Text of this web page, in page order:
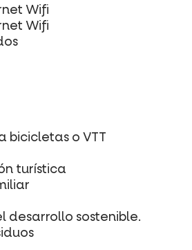
Wifi
Wifi
bicicletas o VTT
turística
desarrollo sostenible.